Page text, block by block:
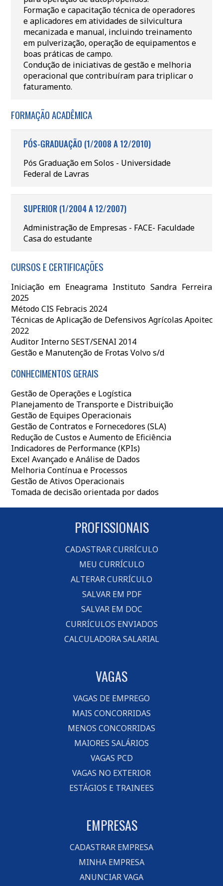
Formação e capacitação técnica de operadores
e aplicadores em atividades de silvicultura
mecanizada e manual, incluindo treinamento
em pulverização, operação de equipamentos e
boas práticas de campo.
Condução de iniciativas de gestão e melhoria
operacional que contribuíram para triplicar o
faturamento.
FORMAÇÃO ACADÊMICA
PÓS-GRADUAÇÃO (1/2008 A 12/2010)
Pós Graduação em Solos - Universidade
Federal de Lavras
SUPERIOR (1/2004 A 12/2007)
Administração de Empresas - FACE- Faculdade
Casa do estudante
CURSOS E CERTIFICAÇÕES
Iniciação em Eneagrama Instituto Sandra Ferreira
2025
Método CIS Febracis 2024
Técnicas de Aplicação de Defensivos Agrícolas Apoitec
2022
Auditor Interno SEST/SENAI 2014
Gestão e Manutenção de Frotas Volvo s/d
CONHECIMENTOS GERAIS
Gestão de Operações e Logística
Planejamento de Transporte e Distribuição
Gestão de Equipes Operacionais
Gestão de Contratos e Fornecedores (SLA)
Redução de Custos e Aumento de Eficiência
Indicadores de Performance (KPIs)
Excel Avançado e Análise de Dados
Melhoria Contínua e Processos
Gestão de Ativos Operacionais
Tomada de decisão orientada por dados
PROFISSIONAIS
CADASTRAR CURRÍCULO
MEU CURRÍCULO
ALTERAR CURRÍCULO
SALVAR EM PDF
SALVAR EM DOC
CURRÍCULOS ENVIADOS
CALCULADORA SALARIAL
VAGAS
VAGAS DE EMPREGO
MAIS CONCORRIDAS
MENOS CONCORRIDAS
MAIORES SALÁRIOS
VAGAS PCD
VAGAS NO EXTERIOR
ESTÁGIOS E TRAINEES
EMPRESAS
CADASTRAR EMPRESA
MINHA EMPRESA
ANUNCIAR VAGA